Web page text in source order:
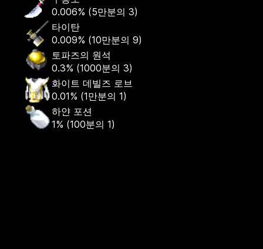
0.006% (5만분의 3)
타이탄
0.009% (10만분의 9)
토파즈의 원석
0.3% (1000분의 3)
화이트 데빌즈 로브
0.01% (1만분의 1)
하얀 포션
1% (100분의 1)